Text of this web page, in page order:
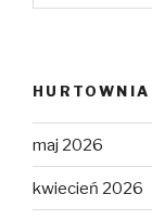
maj 2026
kwiecień 2026